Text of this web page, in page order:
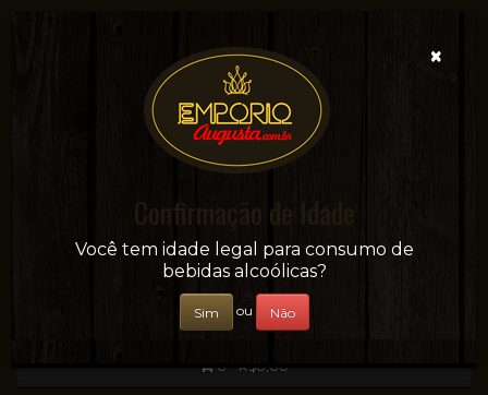
Sua conveniência e adega on-line!
0 - R$0,00
×
Confirmação de Idade
Você tem idade legal para consumo de
bebidas alcoólicas?
Sim ou Não